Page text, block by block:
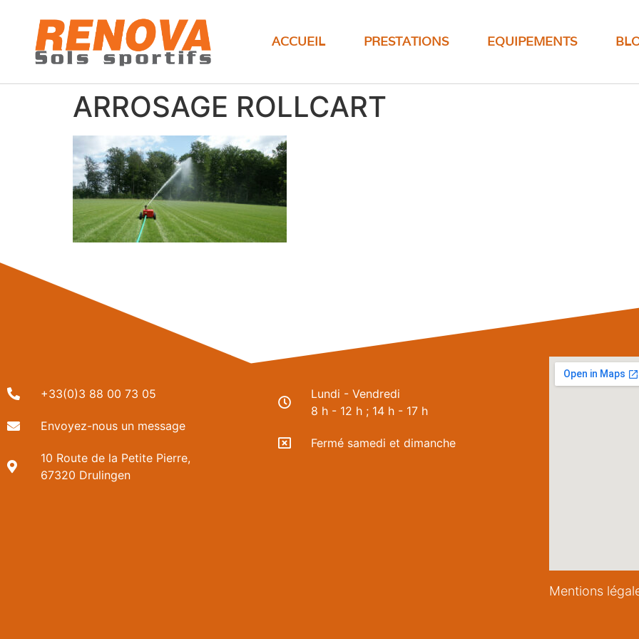
ACCUEIL PRESTATIONS EQUIPEMENTS
ARROSAGE ROLLCART
+33(0)3 88 00 73 05
Envoyez-nous un message
10 Route de la Petite Pierre,
67320 Drulingen
Lundi - Vendredi
8 h - 12 h ; 14 h - 17 h
Fermé samedi et dimanche
Mentions